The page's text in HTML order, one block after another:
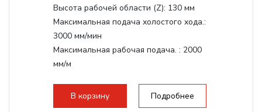
Высота рабочей области (Z): 130 мм
Максимальная подача холостого хода.:
3000 мм/мин
Максимальная рабочая подача. : 2000
мм/м
стандартно:Т-слот
Цанговый патрон:ER11
В корзину Подробнее